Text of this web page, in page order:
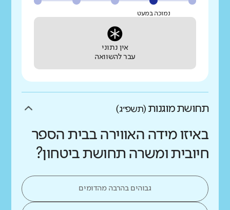
נמוכה במעט
אין נתוני
עבר להשוואה
תחושת מוגנות (תשפ״ג)
באיזו מידה האווירה בבית הספר
חיובית ומשרה תחושת ביטחון?
גבוהים בהרבה מהדומים